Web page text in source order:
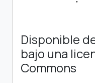
Disponible
bajo una
Commons